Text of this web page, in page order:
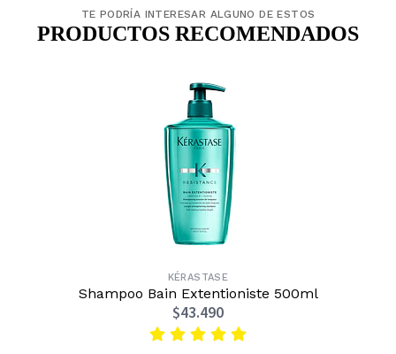
TE PODRÍA INTERESAR ALGUNO DE ESTOS
PRODUCTOS RECOMENDADOS
KÉRASTASE
Shampoo Bain Extentioniste 500ml
$43.490